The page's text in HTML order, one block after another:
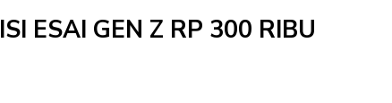
ESAI GEN Z RP 300 RIBU